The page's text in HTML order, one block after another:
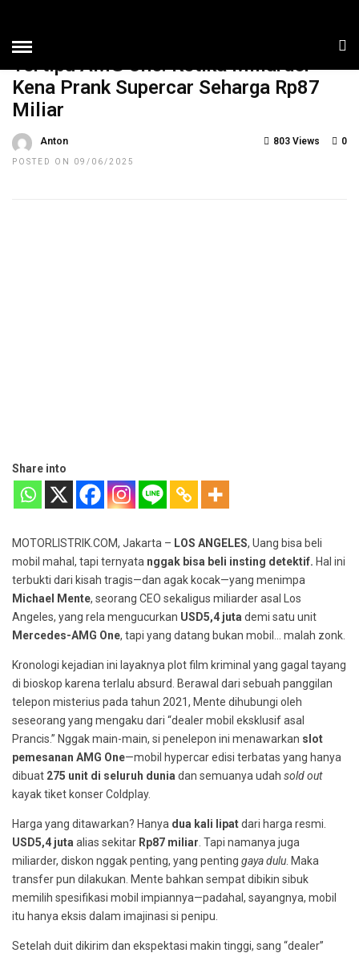
Tertipu AMG One: Ketika Miliarder
Kena Prank Supercar Seharga Rp87
Miliar
Anton
POSTED ON 09/06/2025
0
803 Views
Share into
MOTORLISTRIK.COM, Jakarta – LOS ANGELES, Uang bisa beli
mobil mahal, tapi ternyata nggak bisa beli insting detektif. Hal ini
terbukti dari kisah tragis—dan agak kocak—yang menimpa
Michael Mente, seorang CEO sekaligus miliarder asal Los
Angeles, yang rela mengucurkan USD5,4 juta demi satu unit
Mercedes-AMG One, tapi yang datang bukan mobil… malah zonk.
Kronologi kejadian ini layaknya plot film kriminal yang gagal tayang
di bioskop karena terlalu absurd. Berawal dari sebuah panggilan
telepon misterius pada tahun 2021, Mente dihubungi oleh
seseorang yang mengaku dari “dealer mobil eksklusif asal
Prancis.” Nggak main-main, si penelepon ini menawarkan slot
pemesanan AMG One—mobil hypercar edisi terbatas yang hanya
dibuat 275 unit di seluruh dunia dan semuanya udah sold out
kayak tiket konser Coldplay.
Harga yang ditawarkan? Hanya dua kali lipatdari harga resmi.
USD5,4 juta alias sekitar Rp87 miliar . Tapi namanya juga
miliarder, diskon nggak penting, yang penting gaya dulu . Maka
transfer pun dilakukan. Mente bahkan sempat dibikin sibuk
memilih spesifikasi mobil impiannya—padahal, sayangnya, mobil
itu hanya eksis dalam imajinasi si penipu.
Setelah duit dikirim dan ekspektasi makin tinggi, sang “dealer”